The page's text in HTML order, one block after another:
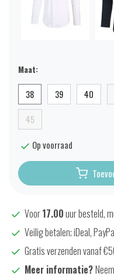
Maat:
38 39 40
45
Op voorraad
Voor17.00uur besteld,
Veilig betalen; iDeal,
Gratis verzenden vanaf
Meer informatie?